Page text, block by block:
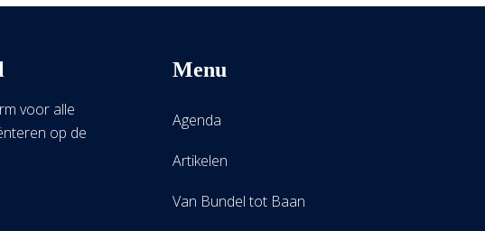
voor alle
op de
Menu
Agenda
Artikelen
Van Bundel tot Baan